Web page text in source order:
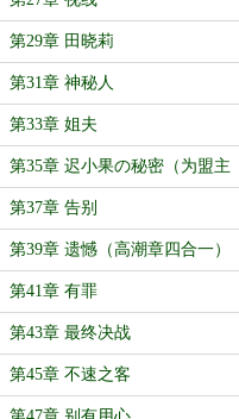
第29章 田晓莉
第31章 神秘人
第33章 姐夫
第35章 迟小果の秘密（为盟主
Yezenlucifer加更！）
第37章 告别
第39章 遗憾（高潮章四合一）
第41章 有罪
第43章 最终决战
第45章 不速之客